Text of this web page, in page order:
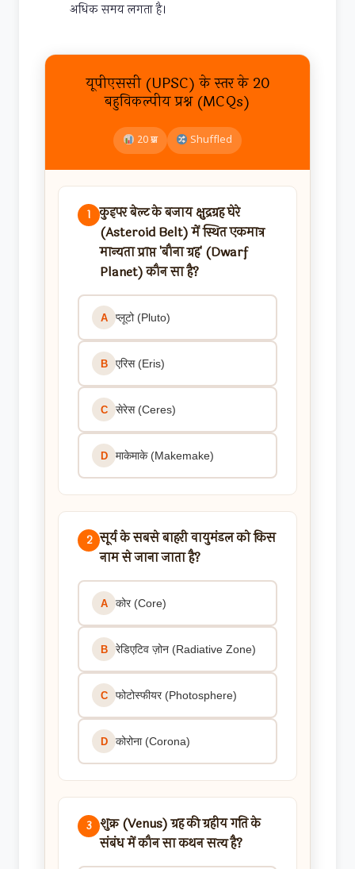
अधिक समय लगता है।
यूपीएससी (UPSC) के स्तर के 20
बहुविकल्पीय प्रश्न (MCQs)
20 प्रश्न Shuffled
1 कुइपर बेल्ट के बजाय क्षुद्रग्रह घेरे
(Asteroid Belt) में स्थित एकमात्र
मान्यता प्राप्त 'बौना ग्रह' (Dwarf
Planet) कौन सा है?
A प्लूटो (Pluto)
B एरिस (Eris)
C सेरेस (Ceres)
D माकेमाके (Makemake)
2 सूर्य के सबसे बाहरी वायुमंडल को किस
नाम से जाना जाता है?
A कोर (Core)
B रेडिएटिव ज़ोन (Radiative Zone)
C फोटोस्फीयर (Photosphere)
D कोरोना (Corona)
3 शुक्र (Venus) ग्रह की ग्रहीय गति के
संबंध में कौन सा कथन सत्य है?